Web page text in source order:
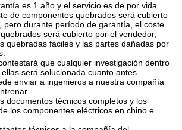
es 1 año y el servicio es de por vida
de componentes quebrados será cubierto
pero durante período de garantía, el coste
será cubierto por el vendedor,
quebradas fáciles y las partes dañadas por
que cualquier investigación dentro
será solucionada cuanto antes
enviar a ingenieros a nuestra compañía
documentos técnicos completos y los
los componentes eléctricos en chino e